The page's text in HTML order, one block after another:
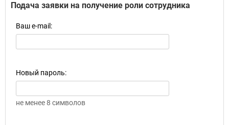
Подача заявки на получение роли сотрудника
Ваш e-mail:
Новый пароль:
не менее 8 символов